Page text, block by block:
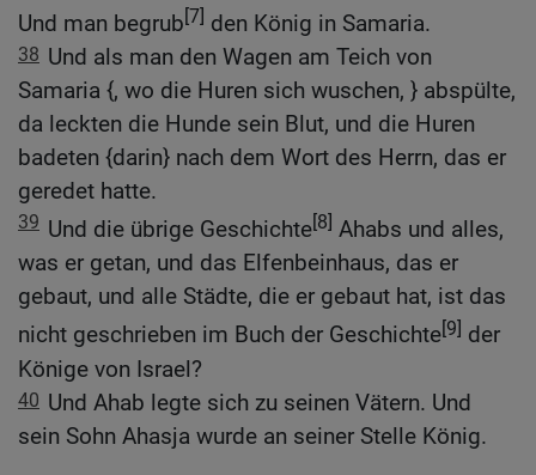
Und man begrub[7] den König in Samaria.
38 Und als man den Wagen am Teich von
Samaria {, wo die Huren sich wuschen, } abspülte,
da leckten die Hunde sein Blut, und die Huren
badeten {darin} nach dem Wort des Herrn, das er
geredet hatte.
39 Und die übrige Geschichte[8] Ahabs und alles,
was er getan, und das Elfenbeinhaus, das er
gebaut, und alle Städte, die er gebaut hat, ist das
nicht geschrieben im Buch der Geschichte[9] der
Könige von Israel?
40 Und Ahab legte sich zu seinen Vätern. Und
sein Sohn Ahasja wurde an seiner Stelle König.